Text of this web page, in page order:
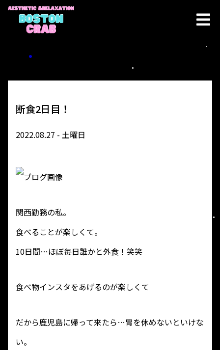
断食2日目！
2022.08.27 - 土曜日
関西勤務の私。
食べることが楽しくて。
10日間…ほぼ毎日誰かと外食！笑笑
食べ物インスタをあげるのが楽しくて
だから鹿児島に帰って来たら…胃を休めないといけな
い。